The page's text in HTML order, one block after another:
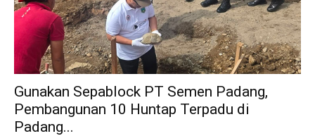
Gunakan Sepablock PT Semen Padang,
Pembangunan 10 Huntap Terpadu di
Padang...